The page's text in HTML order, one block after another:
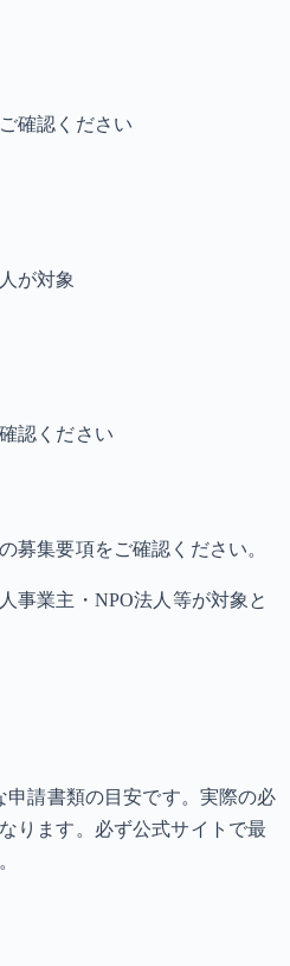
確認ください
が対象
認ください
募集要項をご確認ください。
事業主・NPO法人等が対象と
請書類の目安です。実際の必
ります。必ず公式サイトで最